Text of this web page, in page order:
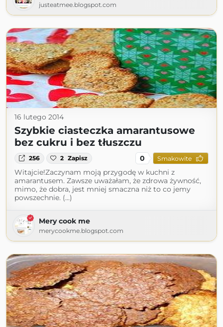
justeatmee.blogspot.com
16 lutego 2014
Szybkie ciasteczka amarantusowe
bez cukru i bez tłuszczu
256 2 Zapisz 0 Smakowite
Witajcie!Zaczynam moją przygodę w kuchni z
amarantusem. Zawsze uważałam, że zdrowa żywność,
mimo, że dobra, jest mniej smaczna niż to co jemy
powszechnie. (...)
Mery cook me
merycookme.blogspot.com